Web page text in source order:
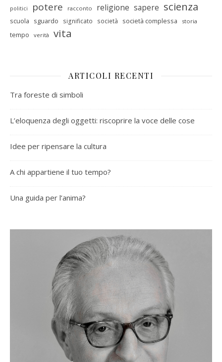
politici potere racconto religione sapere scienza
scuola sguardo significato società società complessa storia
tempo verità vita
ARTICOLI RECENTI
Tra foreste di simboli
L’eloquenza degli oggetti: riscoprire la voce delle cose
Idee per ripensare la cultura
A chi appartiene il tuo tempo?
Una guida per l’anima?